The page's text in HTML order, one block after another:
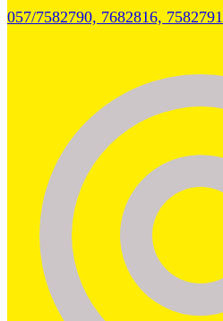
057/7582790, 7682816, 7582791